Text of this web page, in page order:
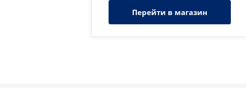
Перейти в магазин